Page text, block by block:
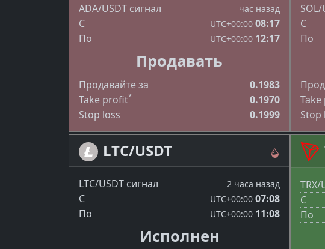
ADA/USDT сигнал час назад
С UTC+00:00 08:17
По
UTC+00:00 12:17
Продавать
Продавайте за
0.1983
Take profit*
0.1970
Stop loss
0.1999
SOL/
С
По
Stop
LTC/USDT
LTC/USDT сигнал 2 часа назад
С UTC+00:00 07:08
По
UTC+00:00 11:08
Исполнен
TRX/
С
По